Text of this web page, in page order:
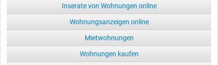
Inserate von Wohnungen online
Wohnungsanzeigen online
Mietwohnungen
Wohnungen kaufen